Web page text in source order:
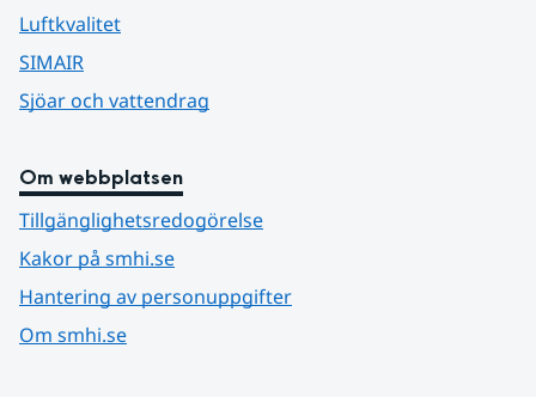
Luftkvalitet
SIMAIR
Sjöar och vattendrag
Om webbplatsen
Tillgänglighetsredogörelse
Kakor på smhi.se
Hantering av personuppgifter
Om smhi.se